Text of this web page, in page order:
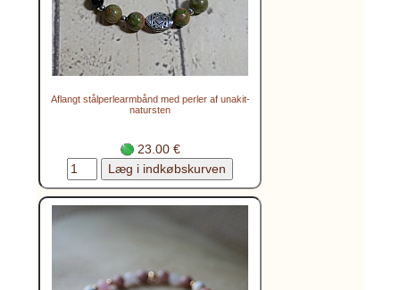
Aflangt stålperlearmbånd med perler af unakit-
natursten
23.00 €